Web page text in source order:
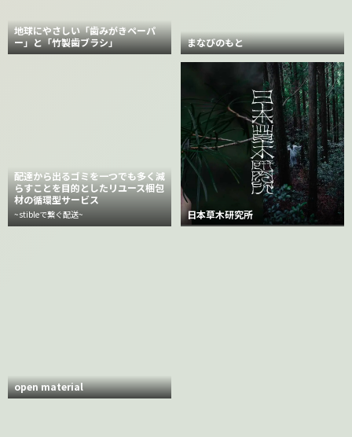
地球にやさしい「歯みがきペーパ
ー」と「竹製歯ブラシ」
まなびのもと
配達から出るゴミを一つでも多く減
らすことを目的としたリユース梱包
材の循環型サービス
~stibleで繋ぐ配送~ 日本草木研究所
open material